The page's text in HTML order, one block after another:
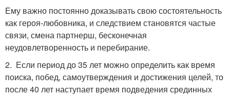
Ему важно постоянно доказывать свою состоятельность
как героя-любовника, и следствием становятся частые
связи, смена партнерш, бесконечная
неудовлетворенность и перебирание.
2. Если период до 35 лет можно определить как время
поиска, побед, самоутверждения и достижения целей, то
после 40 лет наступает время подведения срединных